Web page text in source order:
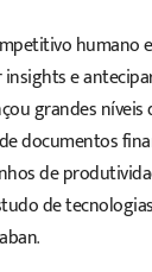
humano
e
grandes
documentos
de
de